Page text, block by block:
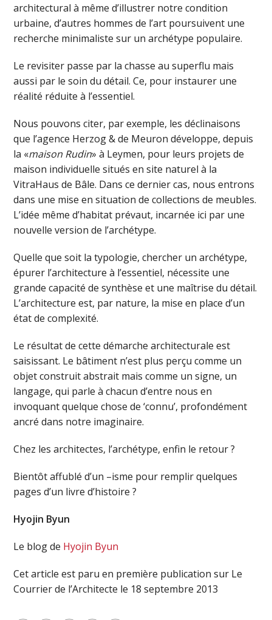
architectural à même d’illustrer notre condition
urbaine, d’autres hommes de l’art poursuivent une
recherche minimaliste sur un archétype populaire.
Le revisiter passe par la chasse au superflu mais
aussi par le soin du détail. Ce, pour instaurer une
réalité réduite à l’essentiel.
Nous pouvons citer, par exemple, les déclinaisons
que l’agence Herzog & de Meuron développe, depuis
la «maison Rudin» à Leymen, pour leurs projets de
maison individuelle situés en site naturel à la
VitraHaus de Bâle. Dans ce dernier cas, nous entrons
dans une mise en situation de collections de meubles.
L’idée même d’habitat prévaut, incarnée ici par une
nouvelle version de l’archétype.
Quelle que soit la typologie, chercher un archétype,
épurer l’architecture à l’essentiel, nécessite une
grande capacité de synthèse et une maîtrise du détail.
L’architecture est, par nature, la mise en place d’un
état de complexité.
Le résultat de cette démarche architecturale est
saisissant. Le bâtiment n’est plus perçu comme un
objet construit abstrait mais comme un signe, un
langage, qui parle à chacun d’entre nous en
invoquant quelque chose de ‘connu’, profondément
ancré dans notre imaginaire.
Chez les architectes, l’archétype, enfin le retour ?
Bientôt affublé d’un –isme pour remplir quelques
pages d’un livre d’histoire ?
Hyojin Byun
Le blog de Hyojin Byun
Cet article est paru en première publication sur Le
Courrier de l’Architecte le 18 septembre 2013